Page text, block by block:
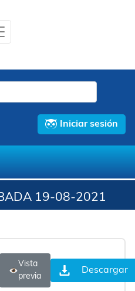
Iniciar sesión
19-08-2021
Vista
previa
Descargar